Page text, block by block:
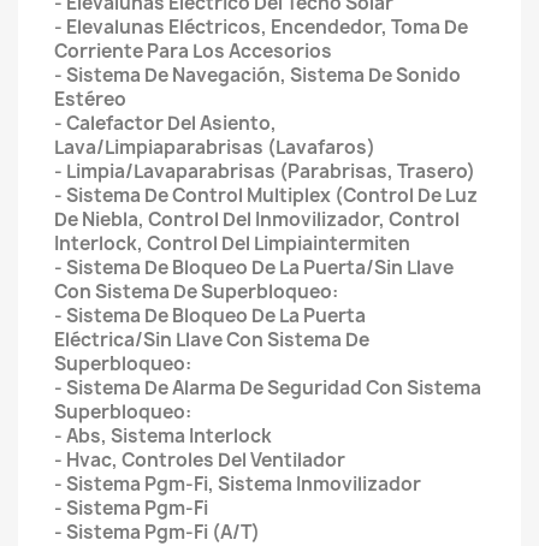
- Elevalunas Eléctricos, Encendedor, Toma De
Corriente Para Los Accesorios
- Sistema De Navegación, Sistema De Sonido
Estéreo
- Calefactor Del Asiento,
Lava/Limpiaparabrisas (Lavafaros)
- Limpia/Lavaparabrisas (Parabrisas, Trasero)
- Sistema De Control Multiplex (Control De Luz
De Niebla, Control Del Inmovilizador, Control
Interlock, Control Del Limpiaintermiten
- Sistema De Bloqueo De La Puerta/Sin Llave
Con Sistema De Superbloqueo:
- Sistema De Bloqueo De La Puerta
Eléctrica/Sin Llave Con Sistema De
Superbloqueo:
- Sistema De Alarma De Seguridad Con Sistema
Superbloqueo:
- Abs, Sistema Interlock
- Hvac, Controles Del Ventilador
- Sistema Pgm-Fi, Sistema Inmovilizador
- Sistema Pgm-Fi
- Sistema Pgm-Fi (A/T)